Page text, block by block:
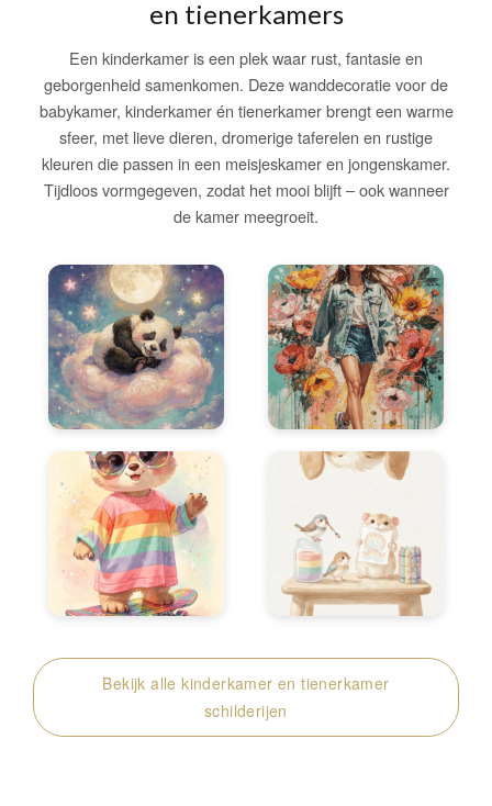
en tienerkamers
Een kinderkamer is een plek waar rust, fantasie en
geborgenheid samenkomen. Deze wanddecoratie voor de
babykamer, kinderkamer én tienerkamer brengt een warme
sfeer, met lieve dieren, dromerige taferelen en rustige
kleuren die passen in een meisjeskamer en jongenskamer.
Tijdloos vormgegeven, zodat het mooi blijft – ook wanneer
de kamer meegroeit.
Bekijk alle kinderkamer en tienerkamer
schilderijen